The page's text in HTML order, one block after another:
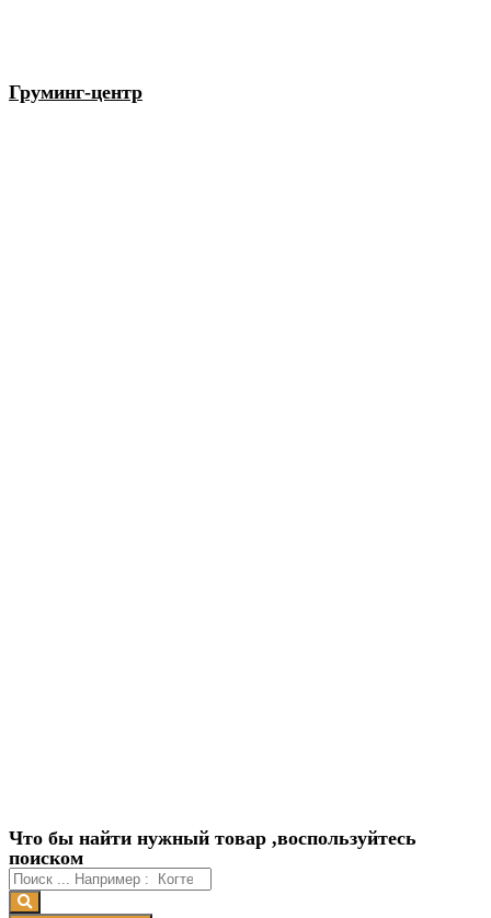
Груминг-центр
Что бы найти нужный товар ,воспользуйтесь
поиском